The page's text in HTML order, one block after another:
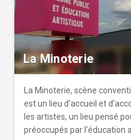
La Minoterie
La Minoterie, scène
est un lieu d’accueil et
les artistes, un lieu pensé
préoccupés par l’éducation